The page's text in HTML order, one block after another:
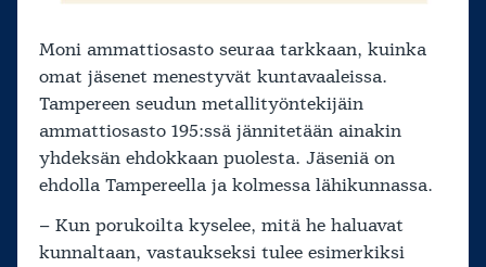
Moni ammattiosasto seuraa tarkkaan, kuinka
omat jäsenet menestyvät kuntavaaleissa.
Tampereen seudun metallityöntekijäin
ammattiosasto 195:ssä jännitetään ainakin
yhdeksän ehdokkaan puolesta. Jäseniä on
ehdolla Tampereella ja kolmessa lähikunnassa.
– Kun porukoilta kyselee, mitä he haluavat
kunnaltaan, vastaukseksi tulee esimerkiksi